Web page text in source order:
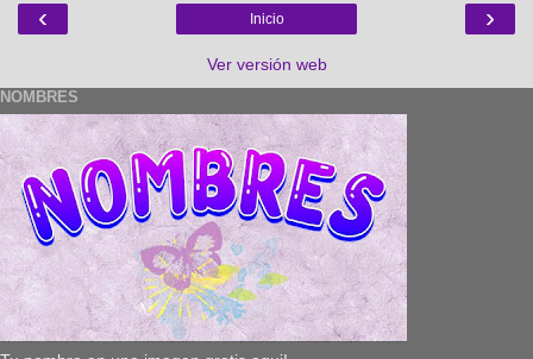
‹ ›
Inicio
Ver versión web
NOMBRES